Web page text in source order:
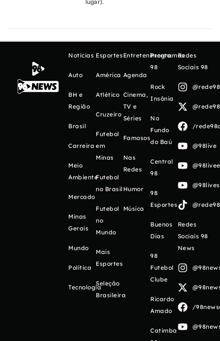
lugar).
Notícias
Auto
BH e
Região
Brasil
Carreira
Meio
Ambiente
Mercado
Minas
Gerais
Mundo
Política
Tecnologia
Esportes
América
Atlético
Cruzeiro
Futebol
em
Minas
Futebol
no Brasil
Futebol
no
Mundo
Mais
Esportes
Seleção
Brasileira
Entretenimento
Agenda
Cinema,
TV e
Séries
Famosos
Nas
Redes
Humor
Música
Programas
98
Rock
Insônia
No
Fundo
do Baú
Central
98
98
Esportes
Buenos
Días
98
Futebol
Clube
Ricardo
Amado
Catimba
Redes
Sociais 98
/
@98live
Redes
Sociais 98
News
/